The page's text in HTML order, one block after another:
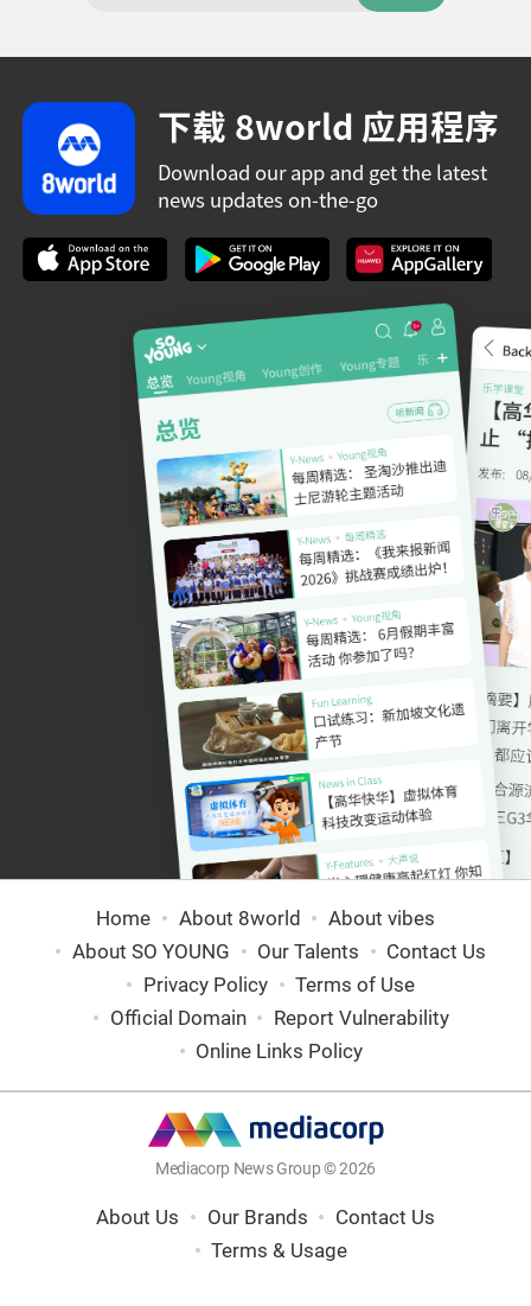
下载 8world 应用程序
Download our app and get the latest
news updates on-the-go
Home About 8world
About vibes
About SO YOUNG
Our Talents
Contact Us
Privacy Policy
Terms of Use
Official Domain
Report Vulnerability
Online Links Policy
Mediacorp News Group © 2026
About Us Our Brands
Contact Us
Terms & Usage